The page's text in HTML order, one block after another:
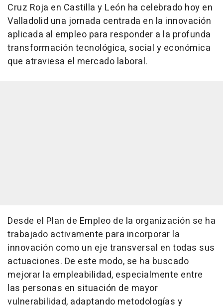
Cruz Roja en Castilla y León ha celebrado hoy en
Valladolid una jornada centrada en la innovación
aplicada al empleo para responder a la profunda
transformación tecnológica, social y económica
que atraviesa el mercado laboral.
Desde el Plan de Empleo de la organización se ha
trabajado activamente para incorporar la
innovación como un eje transversal en todas sus
actuaciones. De este modo, se ha buscado
mejorar la empleabilidad, especialmente entre
las personas en situación de mayor
vulnerabilidad, adaptando metodologías y